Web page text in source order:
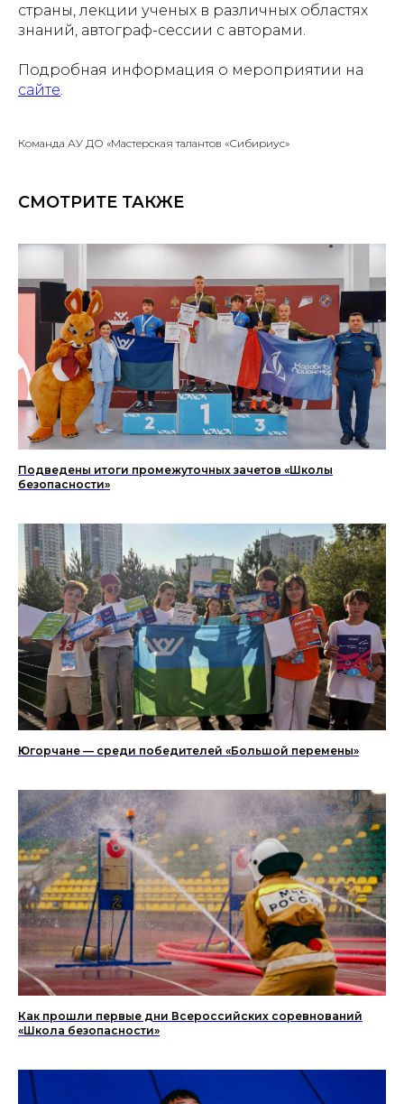
страны, лекции ученых в различных областях
знаний, автограф-сессии с авторами.
Подробная информация о мероприятии на
сайте
Команда АУ ДО «Мастерская талантов «Сибириус»
СМОТРИТЕ ТАКЖЕ
Подведены итоги промежуточных зачетов «Школы
безопасности»
Югорчане — среди победителей «Большой перемены»
Как прошли первые дни Всероссийских соревнований
«Школа безопасности»